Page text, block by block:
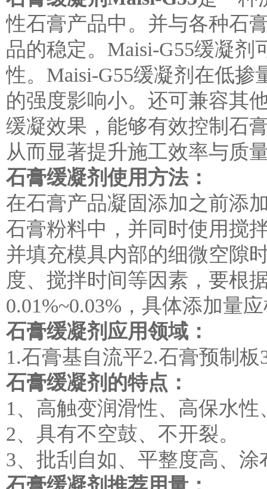
性石膏产品中。并与各种石
品的稳定。 Maisi-G55缓凝
性。Maisi-G55缓凝剂在低
的强度影响小。还可兼容其
缓凝效果，能够有效控制石
从而显著提升施工效率与质
石膏缓凝剂使用方法：
在石膏产品凝固添加之前添
石膏粉料中，并同时使用搅
并填充模具内部的细微空隙
度、搅拌时间等因素，要根
0.01%~0.03%，具体添加量
石膏缓凝剂应用领域：
1.石膏基自流平2.石膏预制
石膏缓凝剂的特点：
1、高触变润滑性、高保水
2、具有不空鼓、不开裂。
3、批刮自如、平整度高、涂